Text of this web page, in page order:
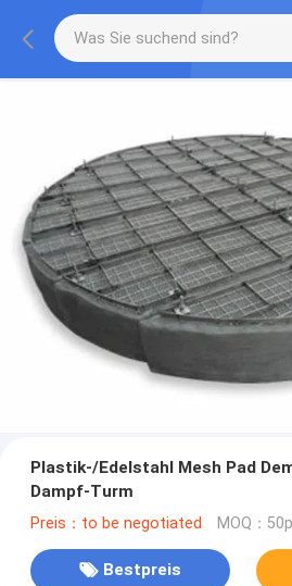
Plastik-/Edelstahl Mesh Pad
Dampf-Turm
Preis：to be negotiated MOQ：
Bestpreis